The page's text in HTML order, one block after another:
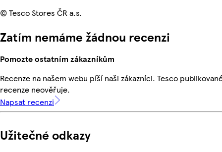
© Tesco Stores ČR a.s.
Zatím nemáme žádnou recenzi
Pomozte ostatním zákazníkům
Recenze na našem webu píší naši zákazníci. Tesco
recenze neověřuje.
Napsat recenzi
Užitečné odkazy